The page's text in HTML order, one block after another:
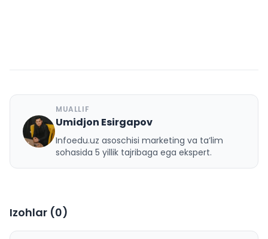
U
MUALLIF
Umidjon Esirgapov
Infoedu.uz asoschisi marketing va ta’lim
sohasida 5 yillik tajribaga ega ekspert.
Izohlar (0)